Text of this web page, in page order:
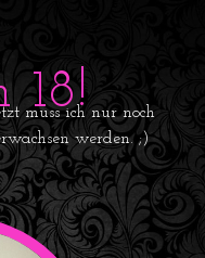
18!
muss ich nur noch
werden. ;)